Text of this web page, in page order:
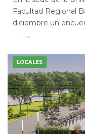
Facultad Regional
diciembre un
Leer Más
LOCALES